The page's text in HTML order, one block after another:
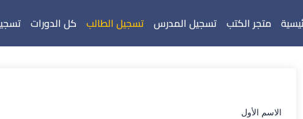
متجر الكتب تسجيل المدرس تسجيل الطالب كل الدورات
الاسم الأول